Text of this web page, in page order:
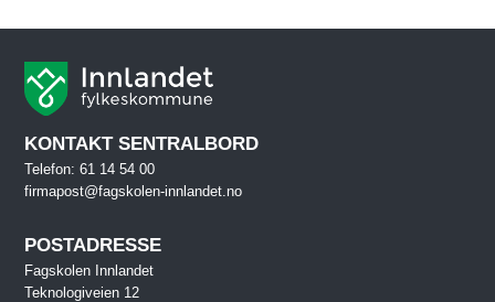
KONTAKT SENTRALBORD
Telefon: 61 14 54 00
firmapost@fagskolen-innlandet.no
POSTADRESSE
Fagskolen Innlandet
Teknologiveien 12